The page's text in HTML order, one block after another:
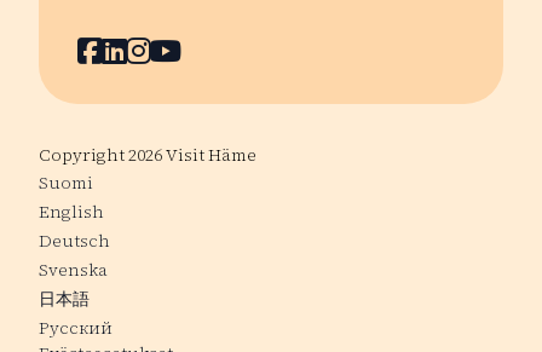
Facebook
Sivu avautuu uudessa ikkunassa
LinkedIn
Sivu avautuu uudessa ikkunassa
Instagram
Sivu avautuu uudessa
YouTube
Sivu avautuu uudessa
Copyright 2026 Visit Häme
Suomi
English
Deutsch
Svenska
日本語
Русский